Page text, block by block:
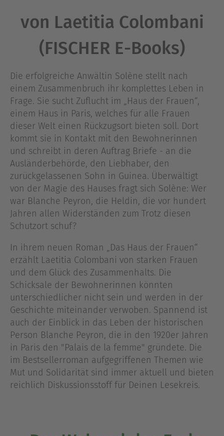
von Laetitia Colombani
(FISCHER E-Books)
Die erfolgreiche Anwältin Solène stellt nach
einem Zusammenbruch ihr komplettes Leben in
Frage. Sie sucht Zuflucht im „Haus der Frauen“,
einem Haus in Paris, welches für alle Frauen
dieser Welt einen Rückzugsort bieten soll. Dort
kommt sie in Kontakt mit den Bewohnerinnen
und schreibt in deren Auftrag Briefe - an die
Ausländerbehörde, den Liebhaber, den
zurückgelassenen Sohn in Guinea. Überwältigt
von der Magie des Hauses fragt sich Solène: Wer
war Blanche Peyron, die Heldin, die vor hundert
Jahren allen Widerständen zum Trotz diesen
Schutzort schuf?
In ihrem neuen Roman „Das Haus der Frauen“
erzählt Laetitia Colombani von starken Frauen
und dem Glück des Zusammenhalts. Die
Schicksale der Bewohnerinnen könnten
unterschiedlicher nicht sein und werden in der
Geschichte miteinander verwoben. Spannend ist
auch der Einblick in das Leben der historischen
Person Blanche Peyron, die in den 1920er Jahren
in Paris den "Palais de la femme" gründete. Die
im Bestsellerroman aufgegriffenen Themen wie
Mut und Solidarität sind immer aktuell und bieten
reichlich Diskussionsstoff für Deinen Lesekreis.